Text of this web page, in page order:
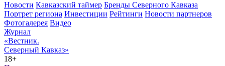
Новости Кавказский таймер Бренды Северного Кавказа
Портрет региона Инвестиции Рейтинги Новости партнеров
Фотогалерея Видео
Журнал
«Вестник.
Северный Кавказ»
18+